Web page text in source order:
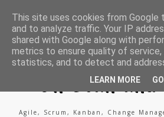
On Lean
Agile, Scrum, Kanban, Change
This site uses cookies from Google
and to analyze traffic. Your IP
shared with Google along with
metrics to ensure quality of service,
statistics, and to detect and
LEARN MORE